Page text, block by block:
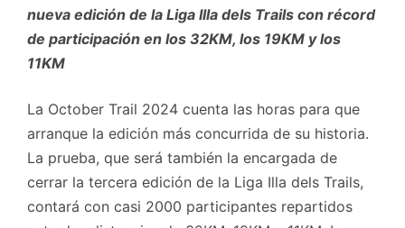
nueva edición de la Liga Illa dels Trails con récord
de participación en los 32KM, los 19KM y los
11KM
La October Trail 2024 cuenta las horas para que
arranque la edición más concurrida de su historia.
La prueba, que será también la encargada de
cerrar la tercera edición de la Liga Illa dels Trails,
contará con casi 2000 participantes repartidos